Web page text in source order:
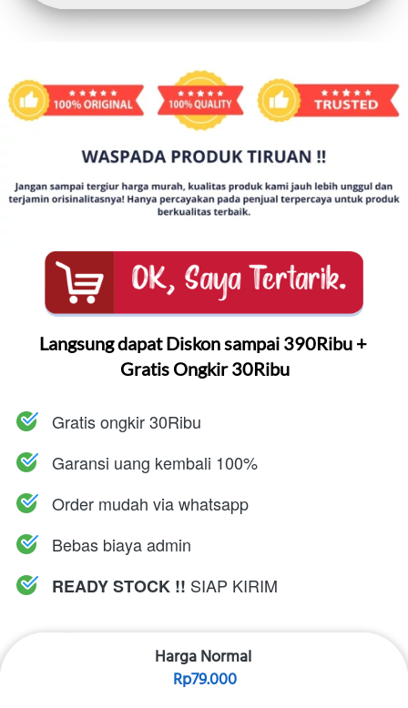
Langsung dapat Diskon sampai 390Ribu +
Gratis Ongkir 30Ribu
Gratis ongkir 30Ribu
Garansi uang kembali 100%
Order mudah via whatsapp
Bebas biaya admin
READY STOCK !! SIAP KIRIM
Harga Normal
Rp79.000